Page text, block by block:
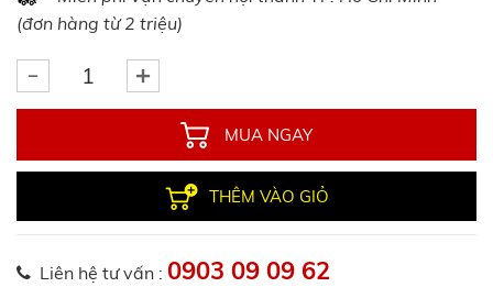
(đơn hàng từ 2 triệu)
MUA NGAY
THÊM VÀO GIỎ
Liên hệ tư vấn : 0903 09 09 62